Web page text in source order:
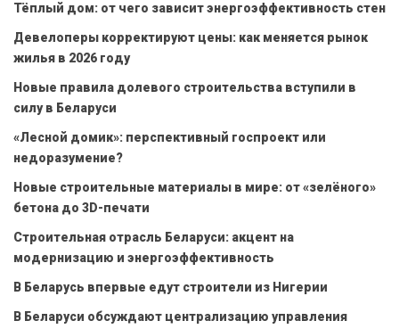
Тёплый дом: от чего зависит энергоэффективность стен
Девелоперы корректируют цены: как меняется рынок
жилья в 2026 году
Новые правила долевого строительства вступили в
силу в Беларуси
«Лесной домик»: перспективный госпроект или
недоразумение?
Новые строительные материалы в мире: от «зелёного»
бетона до 3D-печати
Строительная отрасль Беларуси: акцент на
модернизацию и энергоэффективность
В Беларусь впервые едут строители из Нигерии
В Беларуси обсуждают централизацию управления